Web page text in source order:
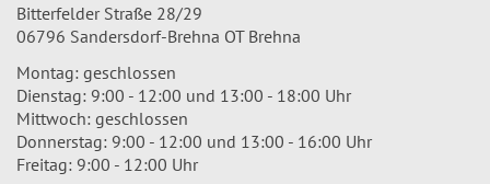
Bitterfelder Straße 28/29
06796 Sandersdorf-Brehna OT Brehna
Montag: geschlossen
Dienstag: 9:00 - 12:00 und 13:00 - 18:00 Uhr
Mittwoch: geschlossen
Donnerstag: 9:00 - 12:00 und 13:00 - 16:00 Uhr
Freitag: 9:00 - 12:00 Uhr